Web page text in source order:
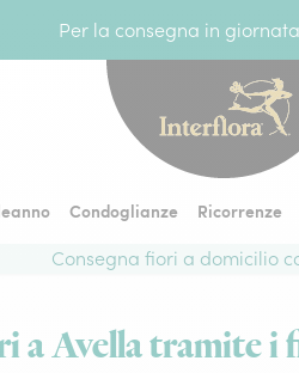
Per la consegna in
Condoglianze Ricorrenze
Consegna fiori a domicilio
a Avella tramite